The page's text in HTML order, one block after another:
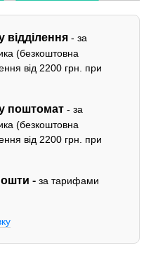
- за
(безкоштовна
від 2200 грн. при
поштомат - за
(безкоштовна
від 2200 грн. при
-за тарифами